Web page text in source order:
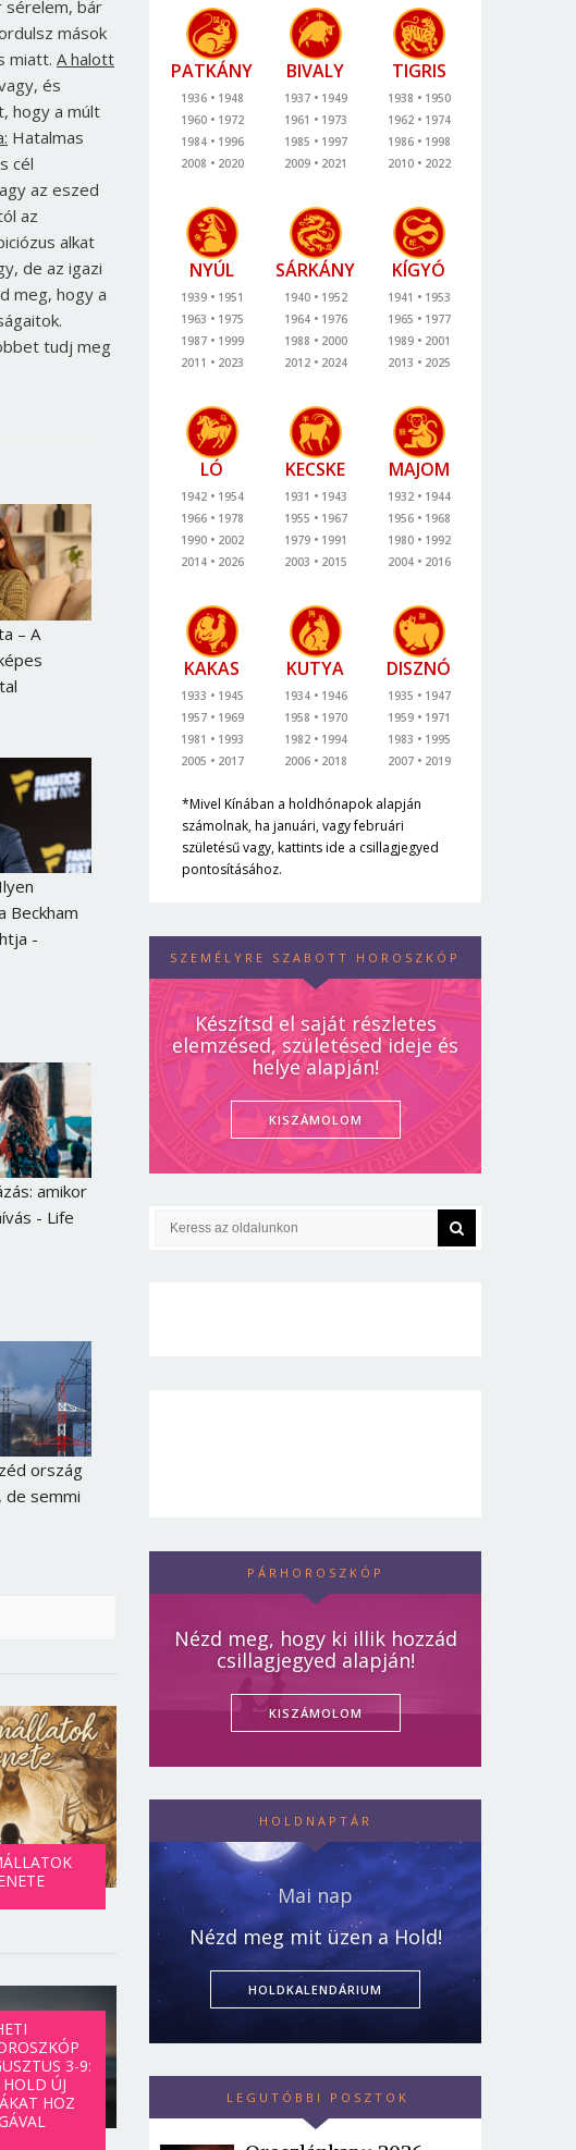
sérelem, bár
mások
miatt. A halott
és
hogy a múlt
Hatalmas
cél
az eszed
az
alkat
de az igazi
meg, hogy a
tudj meg
– A
Beckham
-
amikor
- Life
ország
de semmi
3-9:
ÚJ
HOZ
PATKÁNY
1936
1948
1960
1972
1984
1996
2008
2020
BIVALY
1937
1949
1961
1973
1985
1997
2009
2021
TIGRIS
1938
1950
1962
1974
1986
1998
2010
2022
NYÚL
1939
1951
1963
1975
1987
1999
2011
2023
SÁRKÁNY
1940
1952
1964
1976
1988
2000
2012
2024
KÍGYÓ
1941
1953
1965
1977
1989
2001
2013
2025
LÓ
1942
1954
1966
1978
1990
2002
2014
2026
KECSKE
1931
1943
1955
1967
1979
1991
2003
2015
MAJOM
1932
1944
1956
1968
1980
1992
2004
2016
KAKAS
1933
1945
1957
1969
1981
1993
2005
2017
KUTYA
1934
1946
1958
1970
1982
1994
2006
2018
DISZNÓ
1935
1947
1959
1971
1983
1995
2007
2019
*Mivel Kínában a holdhónapok alapján
számolnak, ha januári, vagy februári
születésű vagy, kattints ide a csillagjegyed
pontosításához.
SZEMÉLYRE SZABOTT HOROSZKÓP
Készítsd el saját részletes
elemzésed, születésed ideje és
helye alapján!
KISZÁMOLOM
PÁRHOROSZKÓP
Nézd meg, hogy ki illik hozzád
csillagjegyed alapján!
KISZÁMOLOM
HOLDNAPTÁR
Mai nap
Nézd meg mit üzen a Hold!
HOLDKALENDÁRIUM
LEGUTÓBBI POSZTOK